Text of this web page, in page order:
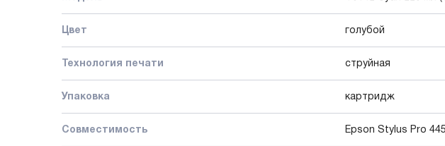
Цвет голубой
Технология печати струйная
Упаковка картридж
Совместимость Epson Stylus Pro